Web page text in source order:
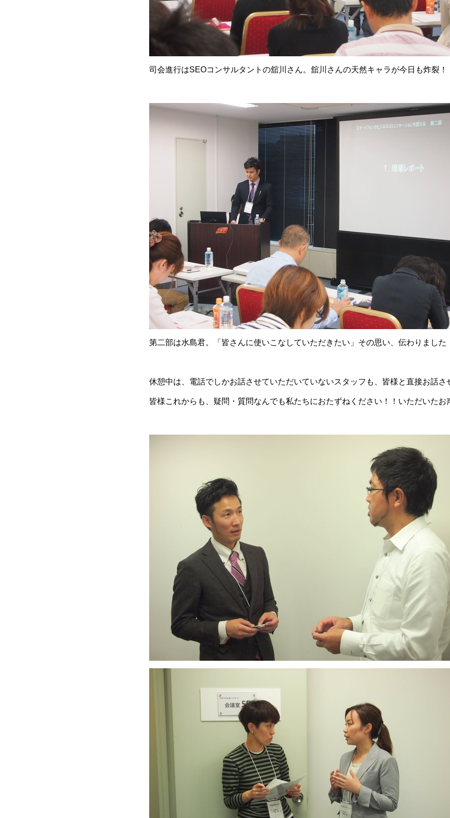
司会進行はSEOコンサルタントの舘川さん。舘川さんの天然キャラが今日も炸裂！
第二部は水島君。「皆さんに使いこなしていただきたい」その思い、伝わりました
休憩中は、電話でしかお話させていただいていないスタッフも、皆様と直接お話
皆様これからも、疑問・質問なんでも私たちにおたずねください！！いただいた